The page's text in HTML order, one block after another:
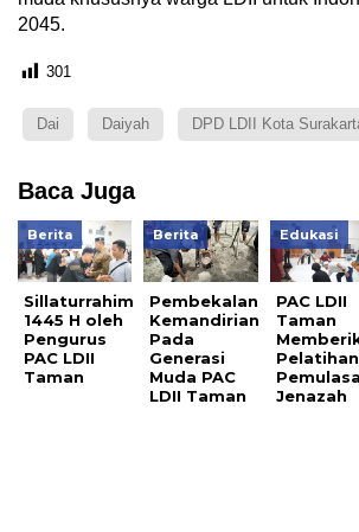
2045.
301
Dai Daiyah DPD LDII Kota
Baca Juga
Berita
Sillaturrahim
1445 H oleh
Pengurus
PAC LDII
Taman
Berita
Pembekalan
Kemandirian
Pada
Generasi
Muda PAC
LDII Taman
Edukasi
PAC LDII
Taman
Pelatihan
Jenazah